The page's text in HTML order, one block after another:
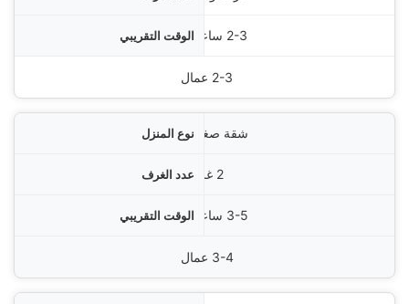
2-3 ساعات
2-3 عمال
شقة صغيرة
2 غرفة
3-5 ساعات
3-4 عمال